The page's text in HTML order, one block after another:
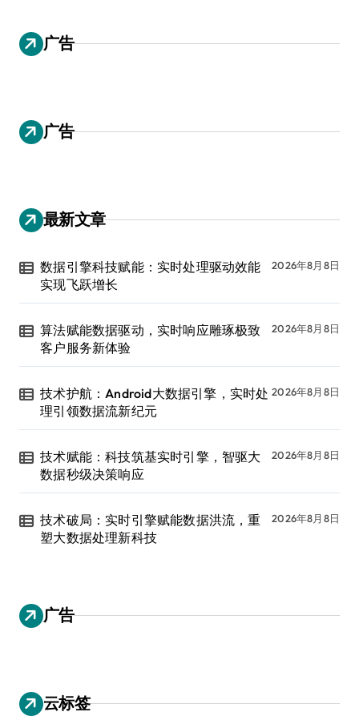
广告
广告
最新文章
数据引擎科技赋能：实时处理驱动效能
实现飞跃增长
2026年8月8日
算法赋能数据驱动，实时响应雕琢极致
客户服务新体验
2026年8月8日
技术护航：Android大数据引擎，实时处
理引领数据流新纪元
2026年8月8日
技术赋能：科技筑基实时引擎，智驱大
数据秒级决策响应
2026年8月8日
技术破局：实时引擎赋能数据洪流，重
塑大数据处理新科技
2026年8月8日
广告
云标签